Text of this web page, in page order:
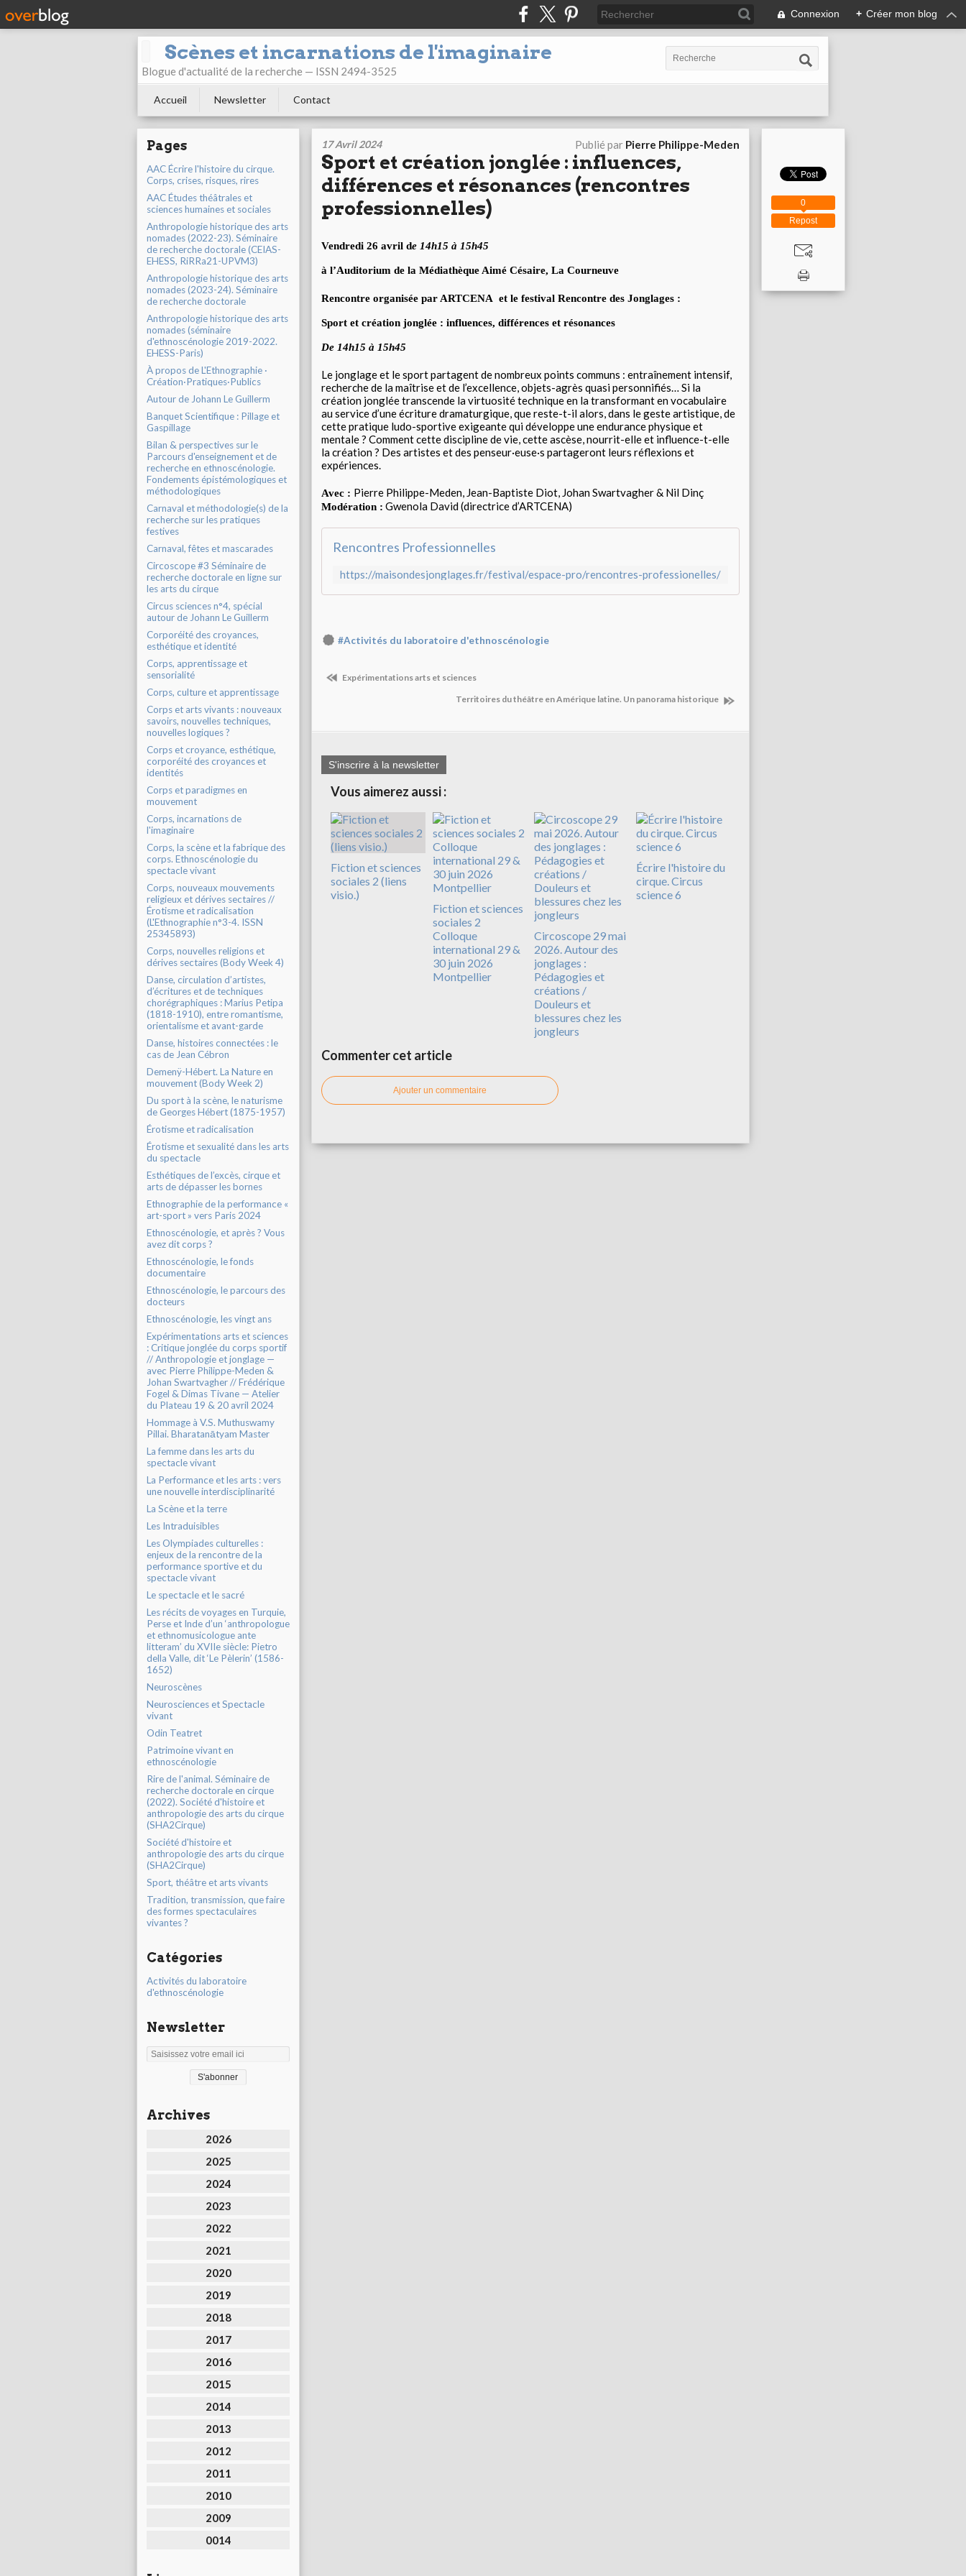
Connexion + Créer mon blog
Scènes et incarnations de l'imaginaire
Blogue d'actualité de la recherche — ISSN 2494-3525
Accueil Newsletter Contact
Pages
AAC Écrire l'histoire du cirque.
Corps, crises, risques, rires
AAC Études théâtrales et
sciences humaines et sociales
Anthropologie historique des arts
nomades (2022-23). Séminaire
de recherche doctorale (CEIAS-
EHESS, RiRRa21-UPVM3)
Anthropologie historique des arts
nomades (2023-24). Séminaire
de recherche doctorale
Anthropologie historique des arts
nomades (séminaire
d'ethnoscénologie 2019-2022.
EHESS-Paris)
À propos de L'Ethnographie ·
Création·Pratiques·Publics
Autour de Johann Le Guillerm
Banquet Scientifique : Pillage et
Gaspillage
Bilan & perspectives sur le
Parcours d'enseignement et de
recherche en ethnoscénologie.
Fondements épistémologiques et
méthodologiques
Carnaval et méthodologie(s) de la
recherche sur les pratiques
festives
Carnaval, fêtes et mascarades
Circoscope #3 Séminaire de
recherche doctorale en ligne sur
les arts du cirque
Circus sciences n°4, spécial
autour de Johann Le Guillerm
Corporéité des croyances,
esthétique et identité
Corps, apprentissage et
sensorialité
Corps, culture et apprentissage
Corps et arts vivants : nouveaux
savoirs, nouvelles techniques,
nouvelles logiques ?
Corps et croyance, esthétique,
corporéité des croyances et
identités
Corps et paradigmes en
mouvement
Corps, incarnations de
l'imaginaire
Corps, la scène et la fabrique des
corps. Ethnoscénologie du
spectacle vivant
Corps, nouveaux mouvements
religieux et dérives sectaires //
Érotisme et radicalisation
(L'Ethnographie n°3-4. ISSN
25345893)
Corps, nouvelles religions et
dérives sectaires (Body Week 4)
Danse, circulation d’artistes,
d’écritures et de techniques
chorégraphiques : Marius Petipa
(1818-1910), entre romantisme,
orientalisme et avant-garde
Danse, histoires connectées : le
cas de Jean Cébron
Demenÿ-Hébert. La Nature en
mouvement (Body Week 2)
Du sport à la scène, le naturisme
de Georges Hébert (1875-1957)
Érotisme et radicalisation
Érotisme et sexualité dans les arts
du spectacle
Esthétiques de l’excès, cirque et
arts de dépasser les bornes
Ethnographie de la performance «
art-sport » vers Paris 2024
Ethnoscénologie, et après ? Vous
avez dit corps ?
Ethnoscénologie, le fonds
documentaire
Ethnoscénologie, le parcours des
docteurs
Ethnoscénologie, les vingt ans
Expérimentations arts et sciences
: Critique jonglée du corps sportif
// Anthropologie et jonglage —
avec Pierre Philippe-Meden &
Johan Swartvagher // Frédérique
Fogel & Dimas Tivane — Atelier
du Plateau 19 & 20 avril 2024
Hommage à V.S. Muthuswamy
Pillai. Bharatanātyam Master
La femme dans les arts du
spectacle vivant
La Performance et les arts : vers
une nouvelle interdisciplinarité
La Scène et la terre
Les Intraduisibles
Les Olympiades culturelles :
enjeux de la rencontre de la
performance sportive et du
spectacle vivant
Le spectacle et le sacré
Les récits de voyages en Turquie,
Perse et Inde d’un ‘anthropologue
et ethnomusicologue ante
litteram’ du XVIIe siècle: Pietro
della Valle, dit ‘Le Pèlerin’ (1586-
1652)
Neuroscènes
Neurosciences et Spectacle
vivant
Odin Teatret
Patrimoine vivant en
ethnoscénologie
Rire de l'animal. Séminaire de
recherche doctorale en cirque
(2022). Société d'histoire et
anthropologie des arts du cirque
(SHA2Cirque)
Société d'histoire et
anthropologie des arts du cirque
(SHA2Cirque)
Sport, théâtre et arts vivants
Tradition, transmission, que faire
des formes spectaculaires
vivantes ?
Catégories
Activités du laboratoire
d'ethnoscénologie
Newsletter
Archives
2026
2025
2024
2023
2022
2021
2020
2019
2018
2017
2016
2015
2014
2013
2012
2011
2010
2009
0014
17 Avril 2024 Publié par Pierre Philippe-Meden
Sport et création jonglée : influences,
différences et résonances (rencontres
professionnelles)
Vendredi 26 avril de 14h15 à 15h45
à l’Auditorium de la Médiathèque Aimé Césaire, La Courneuve
Rencontre organisée par ARTCENA et le festival Rencontre des Jonglages :
Sport et création jonglée : influences, différences et résonances
De 14h15 à 15h45
Le jonglage et le sport partagent de nombreux points communs : entraînement intensif,
recherche de la maîtrise et de l’excellence, objets-agrès quasi personnifiés… Si la
création jonglée transcende la virtuosité technique en la transformant en vocabulaire
au service d’une écriture dramaturgique, que reste-t-il alors, dans le geste artistique, de
cette pratique ludo-sportive exigeante qui développe une endurance physique et
mentale ? Comment cette discipline de vie, cette ascèse, nourrit-elle et influence-t-elle
la création ? Des artistes et des penseur·euse·s partageront leurs réflexions et
expériences.
Avec : Pierre Philippe-Meden, Jean-Baptiste Diot, Johan Swartvagher & Nil Dinç
Modération : Gwenola David (directrice d’ARTCENA)
Rencontres Professionnelles
https://maisondesjonglages.fr/festival/espace-pro/rencontres-professionelles/
#Activités du laboratoire d'ethnoscénologie
Expérimentations arts et sciences
Territoires du théâtre en Amérique latine. Un panorama historique
S'inscrire à la newsletter
Vous aimerez aussi :
Fiction et sciences
sociales 2 (liens
visio.)
Fiction et sciences
sociales 2
Colloque
international 29 &
30 juin 2026
Montpellier
Circoscope 29 mai
2026. Autour des
jonglages :
Pédagogies et
créations /
Douleurs et
blessures chez les
jongleurs
Écrire l'histoire du
cirque. Circus
science 6
Commenter cet article
Ajouter un commentaire
Repost
0